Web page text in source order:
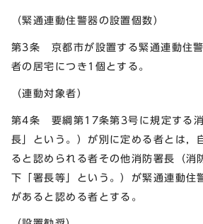
（緊通連動住警器の設置個数）
第3条 京都市が設置する緊通連動住
者の居宅につき1個とする。
（連動対象者）
第4条 要綱第17条第3号に規定する
長」という。）が別に定める者とは，
ると認められる者その他消防署長（消
下「署長等」という。）が緊通連動住
があると認める者とする。